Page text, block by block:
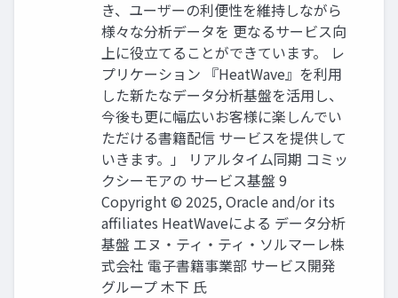
き、ユーザーの利便性を維持しながら
様々な分析データを 更なるサービス向
上に役立てることができています。 レ
プリケーション 『HeatWave』を利用
した新たなデータ分析基盤を活用し、
今後も更に幅広いお客様に楽しんでい
ただける書籍配信 サービスを提供して
いきます。」 リアルタイム同期 コミッ
クシーモアの サービス基盤 9
Copyright © 2025, Oracle and/or its
affiliates HeatWaveによる データ分析
基盤 エヌ・ティ・ティ・ソルマーレ株
式会社 電子書籍事業部 サービス開発
グループ 木下 氏